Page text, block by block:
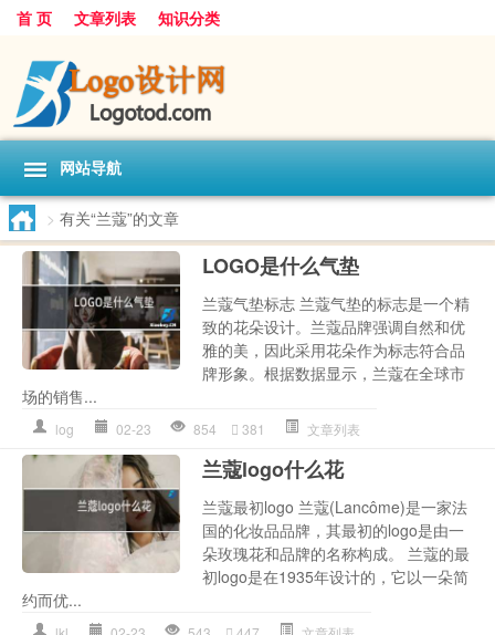
首 页 文章列表 知识分类
网站导航
> 有关“兰蔻”的文章
LOGO是什么气垫
兰蔻气垫标志 兰蔻气垫的标志是一个精
致的花朵设计。兰蔻品牌强调自然和优
雅的美，因此采用花朵作为标志符合品
牌形象。根据数据显示，兰蔻在全球市
场的销售...
log 02-23 854 381 文章列表
兰蔻logo什么花
兰蔻最初logo 兰蔻(Lancôme)是一家法
国的化妆品品牌，其最初的logo是由一
朵玫瑰花和品牌的名称构成。 兰蔻的最
初logo是在1935年设计的，它以一朵简
约而优...